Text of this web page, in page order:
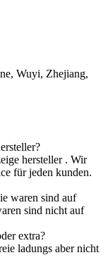
Wuyi, Zhejiang,
hersteller . Wir
für jeden kunden.
waren sind auf
sind nicht auf
extra?
ladungs aber nicht